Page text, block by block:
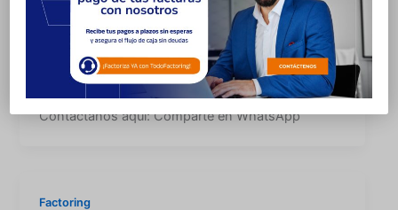
la liquidez necesaria para realizar todos los
proyectos que permitan crecer a tu empresa. ¡No
olvides que el cobro es también parte de la venta!
Aprende todo Paso a Paso aquí: Todo sobre el
paso a paso del Factoring (todofactoring.cl)
Contáctanos aquí: Comparte en WhatsApp
Factoring